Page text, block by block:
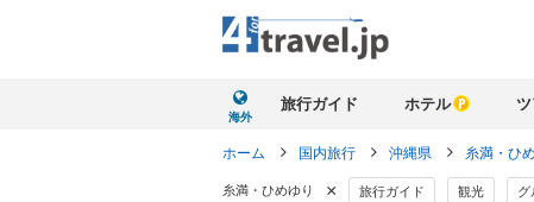
海外
旅行ガイド ホテル
ホーム 国内旅行 沖縄県 糸満・ひ
糸満・ひめゆり × 旅行ガイド 観光 グ